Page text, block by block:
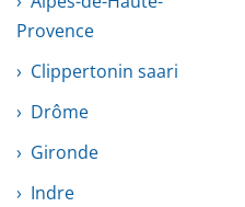
Provence
Clippertonin saari
Drôme
Gironde
Indre